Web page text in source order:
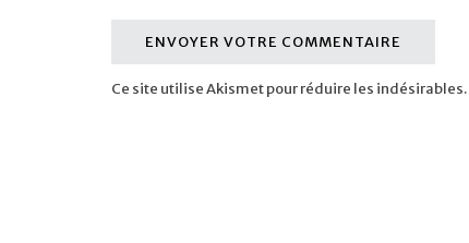
Ce site utilise Akismet pour réduire les indésirables.